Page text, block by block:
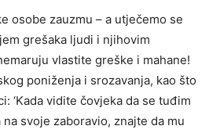
osobe zauzmu – a utječemo se
grešaka ljudi i njihovim
vlastite greške i mahane!
poniženja i srozavanja, kao što
‘Kada vidite čovjeka da se tuđim
na svoje zaboravio, znajte da mu